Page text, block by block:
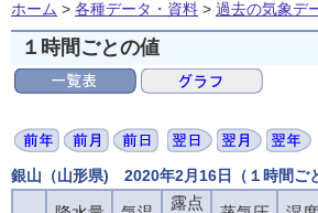
ホーム > 各種データ・資料 > 過去の気象デ
１時間ごとの値
銀山（山形県) 2020年2月16日（１時間ご
露点